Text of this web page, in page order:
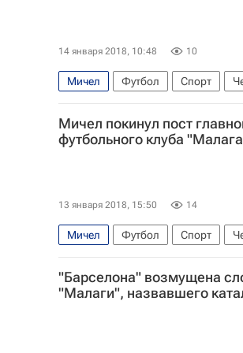
14 января 2018, 10:48 10
Мичел Футбол Спорт
Мичел покинул пост
футбольного клуба
13 января 2018, 15:50 14
Мичел Футбол Спорт
"Барселона" возмущена
"Малаги", назвавшего